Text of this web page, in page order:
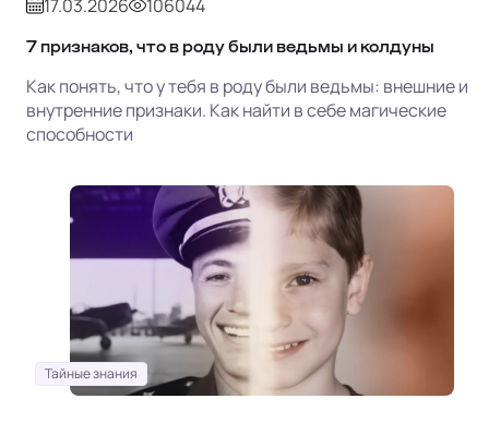
17.03.2026 106044
7 признаков, что в роду были ведьмы и колдуны
Как понять, что у тебя в роду были ведьмы: внешние и
внутренние признаки. Как найти в себе магические
способности
Тайные знания